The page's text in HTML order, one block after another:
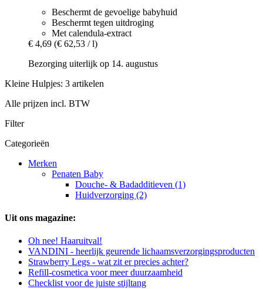
Beschermt de gevoelige babyhuid
Beschermt tegen uitdroging
Met calendula-extract
€ 4,69 (€ 62,53 / l)
Bezorging uiterlijk op 14. augustus
Kleine Hulpjes: 3 artikelen
Alle prijzen incl. BTW
Filter
Categorieën
Merken
Penaten Baby
Douche- & Badadditieven (1)
Huidverzorging (2)
Uit ons magazine:
Oh nee! Haaruitval!
VANDINI - heerlijk geurende lichaamsverzorgingsproducten
Strawberry Legs - wat zit er precies achter?
Refill-cosmetica voor meer duurzaamheid
Checklist voor de juiste stijltang